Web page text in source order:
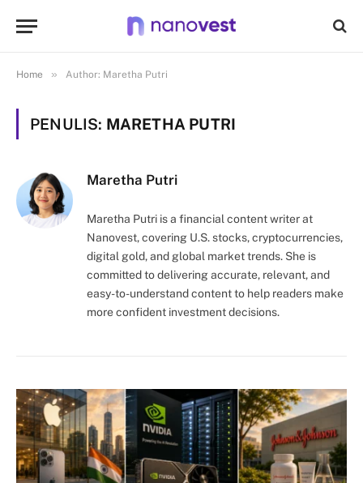
Home » Author: Maretha Putri
PENULIS: MARETHA PUTRI
Maretha Putri
Maretha Putri is a financial content writer at
Nanovest, covering U.S. stocks, cryptocurrencies,
digital gold, and global market trends. She is
committed to delivering accurate, relevant, and
easy-to-understand content to help readers make
more confident investment decisions.